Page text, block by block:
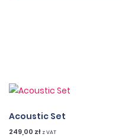
Acoustic Set
249,00 zł z VAT